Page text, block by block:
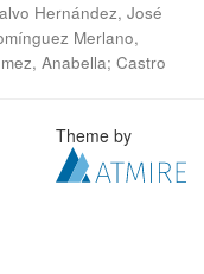
Hernández, José
Merlano,
Anabella; Castro
Theme by